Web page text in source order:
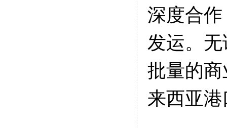
深度合
发运。
批量的
来西亚